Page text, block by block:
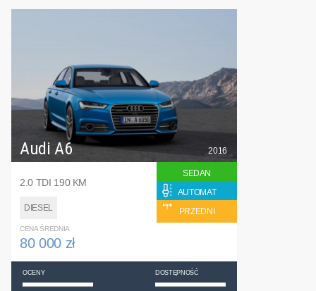
Audi A6
2.0 TDI 190 KM
DIESEL
2016
SEDAN
AUTOMAT
PRZEDNI
CENA ŚREDNIA
80 000 zł
OCENY DOSTĘPNOŚĆ